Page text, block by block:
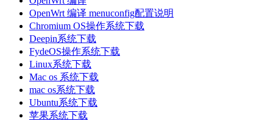
OpenWrt 编译 menuconfig配置说明
Chromium OS操作系统下载
Deepin系统下载
FydeOS操作系统下载
Linux系统下载
Mac os 系统下载
mac os系统下载
Ubuntu系统下载
苹果系统下载